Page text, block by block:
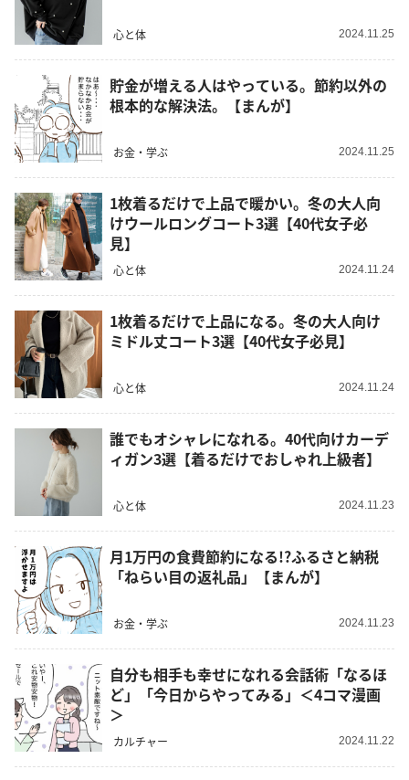
心と体 2024.11.25
貯金が増える人はやっている。節約以外の
根本的な解決法。【まんが】
お金・学ぶ 2024.11.25
1枚着るだけで上品で暖かい。冬の大人向
けウールロングコート3選【40代女子必
見】
心と体 2024.11.24
1枚着るだけで上品になる。冬の大人向け
ミドル丈コート3選【40代女子必見】
心と体 2024.11.24
誰でもオシャレになれる。40代向けカーデ
ィガン3選【着るだけでおしゃれ上級者】
心と体 2024.11.23
月1万円の食費節約になる!?ふるさと納税
「ねらい目の返礼品」【まんが】
お金・学ぶ 2024.11.23
自分も相手も幸せになれる会話術「なるほ
ど」「今日からやってみる」＜4コマ漫画
＞
カルチャー 2024.11.22